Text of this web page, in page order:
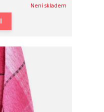
Není skladem